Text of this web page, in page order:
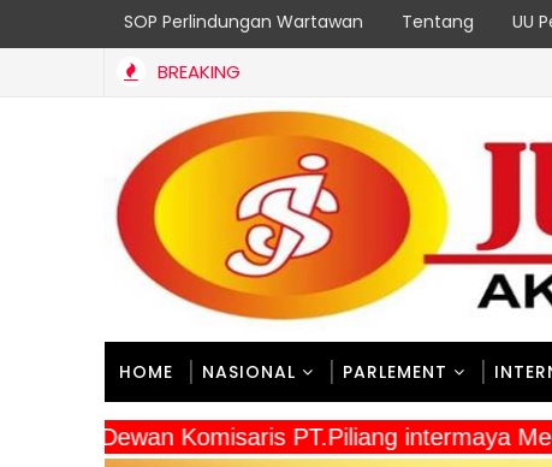
SOP Perlindungan Wartawan Tentang UU
BREAKING
HOME NASIONAL PARLEMENT
" Dewan Komisaris PT.Piliang intermaya